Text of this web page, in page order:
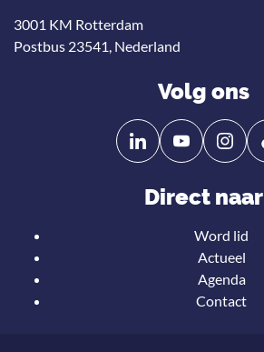
3001 KM Rotterdam
Postbus 23541, Nederland
Volg ons
Volg
ons
Linkedin
Volg
ons
YouTube
Direct naar
Word lid
Actueel
Agenda
Contact